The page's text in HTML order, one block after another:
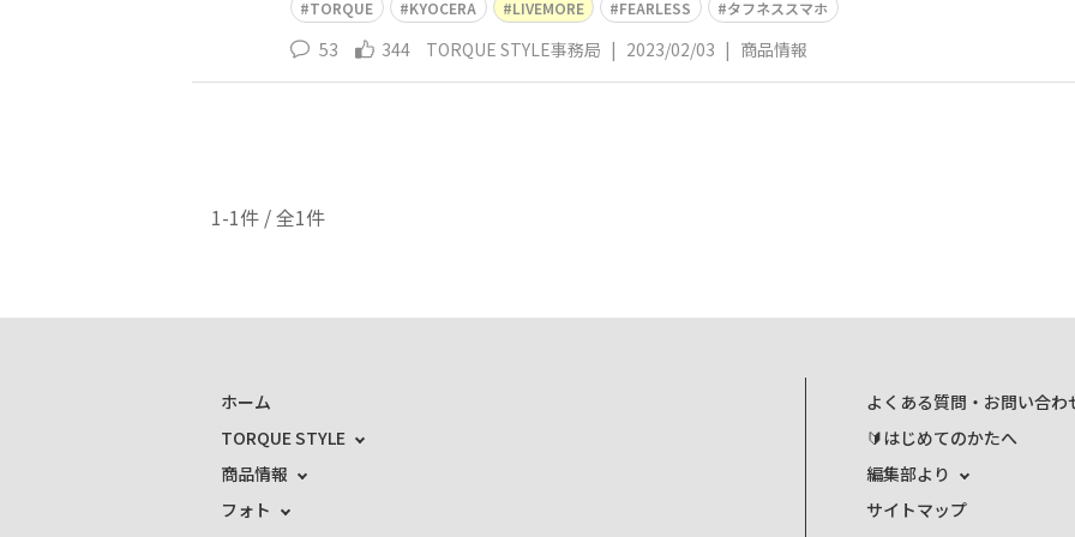
TORQUE KYOCERA LIVEMORE FEARLESS タフネススマホ
53 344 TORQUE STYLE事務局 | 2023/02/03 | 商品情報
1-1件 / 全1件
ホーム
TORQUE STYLE
商品情報
フォト
よくある質問・お問い合わ
🔰はじめてのかたへ
編集部より
サイトマップ